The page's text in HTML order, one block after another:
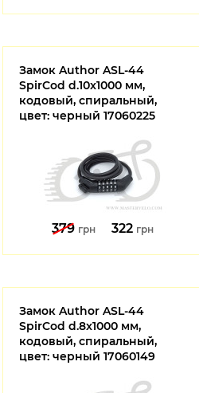
Замок Author ASL-44
SpirCod d.10x1000 мм,
кодовый, спиральный,
цвет: черный 17060225
379 грн 322 грн
Замок Author ASL-44
SpirCod d.8x1000 мм,
кодовый, спиральный,
цвет: черный 17060149